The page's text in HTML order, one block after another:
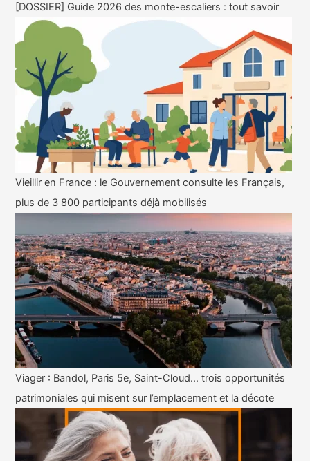
[DOSSIER] Guide 2026 des monte-escaliers : tout savoir
Vieillir en France : le Gouvernement consulte les Français,
plus de 3 800 participants déjà mobilisés
Viager : Bandol, Paris 5e, Saint-Cloud… trois opportunités
patrimoniales qui misent sur l’emplacement et la décote